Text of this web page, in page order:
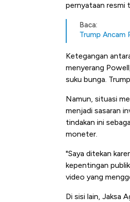
pernyataan resmi
Baca:
Trump Ancam
Ketegangan
menyerang
suku bunga.
Namun, situasi
menjadi sasaran
tindakan ini
moneter.
"Saya ditekan
kepentingan
video yang
Di sisi lain, Jaksa